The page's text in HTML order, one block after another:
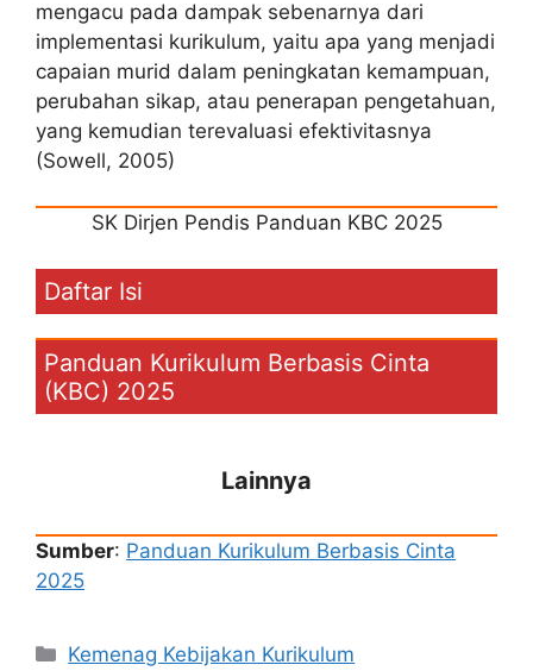
mengacu pada dampak sebenarnya dari
implementasi kurikulum, yaitu apa yang menjadi
capaian murid dalam peningkatan kemampuan,
perubahan sikap, atau penerapan pengetahuan,
yang kemudian terevaluasi efektivitasnya
(Sowell, 2005)
SK Dirjen Pendis Panduan KBC 2025
Daftar Isi
Panduan Kurikulum Berbasis Cinta
(KBC) 2025
Lainnya
Sumber: Panduan Kurikulum Berbasis Cinta
2025
Kategori
Kemenag Kebijakan Kurikulum